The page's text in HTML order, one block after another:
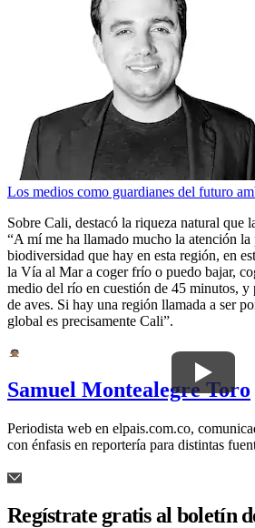
Los medios como guardianes del futuro
Sobre Cali, destacó la riqueza natural que
“A mí me ha llamado mucho la atención
biodiversidad que hay en esta región, en
la Vía al Mar a coger frío o puedo bajar,
medio del río en cuestión de 45 minutos, y
de aves. Si hay una región llamada a ser
global es precisamente Cali”.
Samuel Montealegre Toro
Periodista web en elpais.com.co,
con énfasis en reportería para distintas
Regístrate gratis al boletín